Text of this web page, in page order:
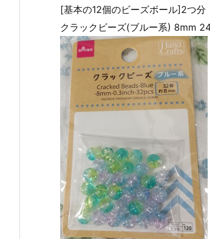
[基本の12個のビーズボール]2つ分
クラックビーズ(ブルー系) 8mm